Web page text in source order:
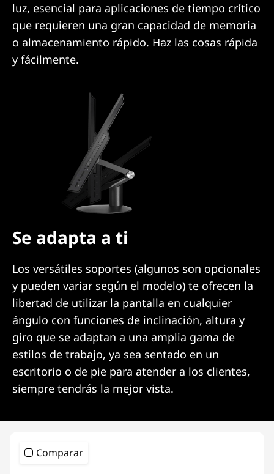
luz, esencial para aplicaciones de tiempo crítico
que requieren una gran capacidad de memoria
o almacenamiento rápido. Haz las cosas rápida
y fácilmente.
Se adapta a ti
Los versátiles soportes (algunos son opcionales
y pueden variar según el modelo) te ofrecen la
libertad de utilizar la pantalla en cualquier
ángulo con funciones de inclinación, altura y
giro que se adaptan a una amplia gama de
estilos de trabajo, ya sea sentado en un
escritorio o de pie para atender a los clientes,
siempre tendrás la mejor vista.
Comparar